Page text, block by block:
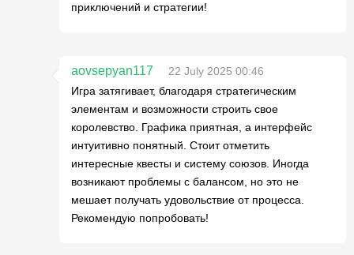
приключений и стратегии!
aovsepyan117
22 July 2025 00:46
Игра затягивает, благодаря стратегическим
элементам и возможности строить свое
королевство. Графика приятная, а интерфейс
интуитивно понятный. Стоит отметить
интересные квесты и систему союзов. Иногда
возникают проблемы с балансом, но это не
мешает получать удовольствие от процесса.
Рекомендую попробовать!